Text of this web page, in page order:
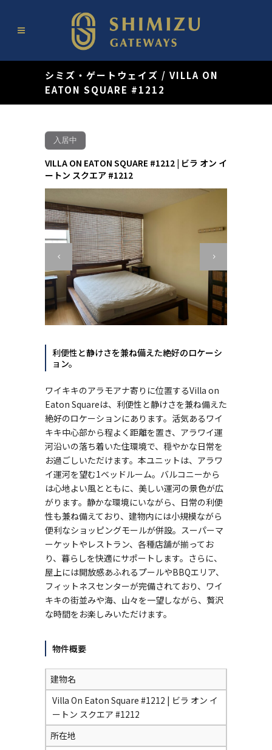
シミズ・ゲートウェイズ / VILLA ON
EATON SQUARE #1212
入居中
VILLA ON EATON SQUARE #1212 | ビラ オン イ
ートン スクエア #1212
利便性と静けさを兼ね備えた絶好のロケーシ
ョン。
ワイキキのアラモアナ寄りに位置するVilla on
Eaton Squareは、利便性と静けさを兼ね備えた
絶好のロケーションにあります。活気あるワイ
キキ中心部から程よく距離を置き、アラワイ運
河沿いの落ち着いた住環境で、穏やかな日常を
お過ごしいただけます。本ユニットは、アラワ
イ運河を望む1ベッドルーム。バルコニーから
は心地よい風とともに、美しい運河の景色が広
がります。静かな環境にいながら、日常の利便
性も兼ね備えており、建物内には小規模ながら
便利なショッピングモールが併設。スーパーマ
ーケットやレストラン、各種店舗が揃ってお
り、暮らしを快適にサポートします。さらに、
屋上には開放感あふれるプールやBBQエリア、
フィットネスセンターが完備されており、ワイ
キキの街並みや海、山々を一望しながら、贅沢
な時間をお楽しみいただけます。
物件概要
建物名
Villa On Eaton Square #1212 | ビラ オン イ
ートン スクエア #1212
所在地